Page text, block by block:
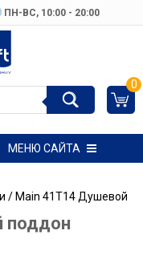
ПН-ВC, 10:00 - 20:00
0
МЕНЮ САЙТА
/ Main 41T14 Душевой
поддон